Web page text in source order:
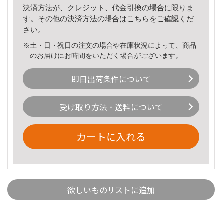
決済方法が、クレジット、代金引換の場合に限りま
す。その他の決済方法の場合はこちら をご確認くだ
さい。
※土・日・祝日の注文の場合や在庫状況によって、商品
のお届けにお時間をいただく場合がございます。
即日出荷条件について
受け取り方法・送料について
カートに入れる
欲しいものリストに追加